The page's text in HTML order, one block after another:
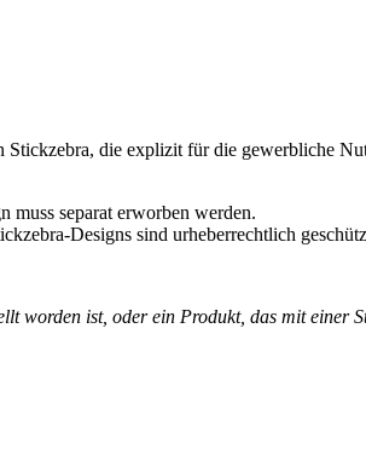
die explizit für die gewerbliche
muss separat erworben werden.
Designs sind urheberrechtlich
worden ist, oder ein Produkt, das mit einer